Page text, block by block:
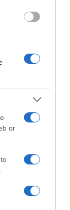
or
in Valle
nel 2024: